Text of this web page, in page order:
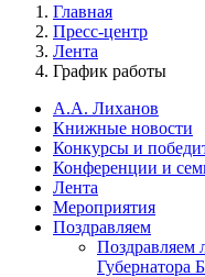
Главная
Пресс-центр
Лента
График работы
А.А. Лиханов
Книжные новости
Конкурсы и
Конференции и
Лента
Мероприятия
Поздравляем
Поздравляем
Губернатора